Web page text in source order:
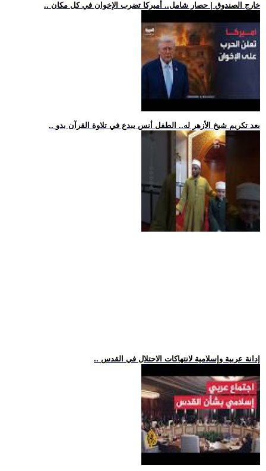
.. خارج الصندوق | حصار شامل.. أميركا تضرب الإخوان في كل مكان
.. بعد تكريم شيخ الأزهر له.. الطفل أنس يبدع في تلاوة القرآن بدو
.. إدانة عربية وإسلامية لانتهاكات الاحتلال في القدس